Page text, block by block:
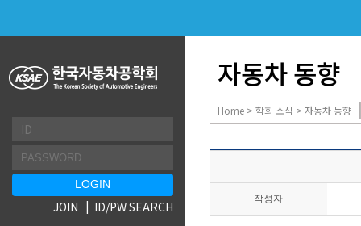
JOIN ID/PW SEARCH
자동차 동향
Home > 학회 소식 > 자동차 동향
작성자